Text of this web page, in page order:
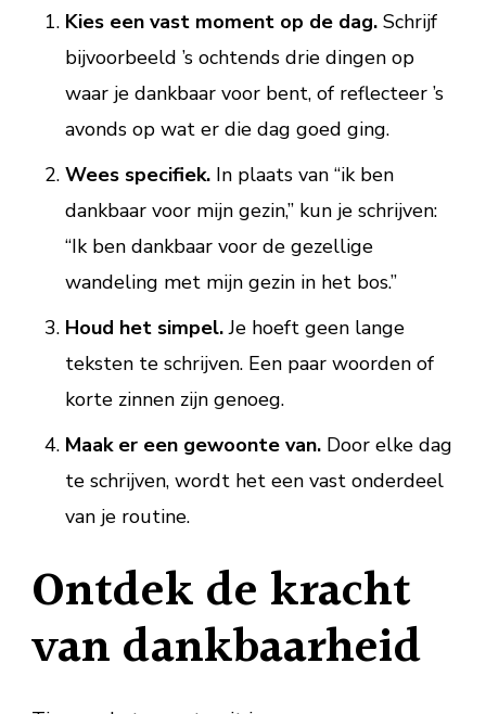
Kies een vast moment op de dag. Schrijf
bijvoorbeeld ’s ochtends drie dingen op
waar je dankbaar voor bent, of reflecteer ’s
avonds op wat er die dag goed ging.
Wees specifiek.In plaats van “ik ben
dankbaar voor mijn gezin,” kun je schrijven:
“Ik ben dankbaar voor de gezellige
wandeling met mijn gezin in het bos.”
Houd het simpel.Je hoeft geen lange
teksten te schrijven. Een paar woorden of
korte zinnen zijn genoeg.
Maak er een gewoonte van.Door elke dag
te schrijven, wordt het een vast onderdeel
van je routine.
Ontdek de kracht
van dankbaarheid